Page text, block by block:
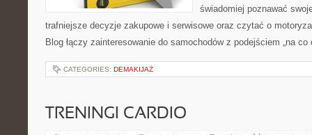
świadomiej poznawać
trafniejsze decyzje zakupowe i serwisowe oraz czytać o
Blog łączy zainteresowanie do samochodów z podejściem „na
CATEGORIES: DEMAKIJAŻ
TRENINGI CARDIO